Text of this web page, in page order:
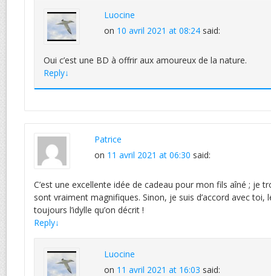
Luocine
on 10 avril 2021 at 08:24 said:
Oui c’est une BD à offrir aux amoureux de la nature.
Reply↓
Patrice
on 11 avril 2021 at 06:30 said:
C’est une excellente idée de cadeau pour mon fils aîné ; je
sont vraiment magnifiques. Sinon, je suis d’accord avec toi,
toujours l’idylle qu’on décrit !
Reply↓
Luocine
on 11 avril 2021 at 16:03 said: